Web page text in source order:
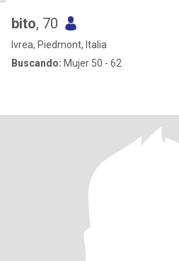
bito, 70
Ivrea, Piedmont, Italia
Buscando: Mujer 50 - 62